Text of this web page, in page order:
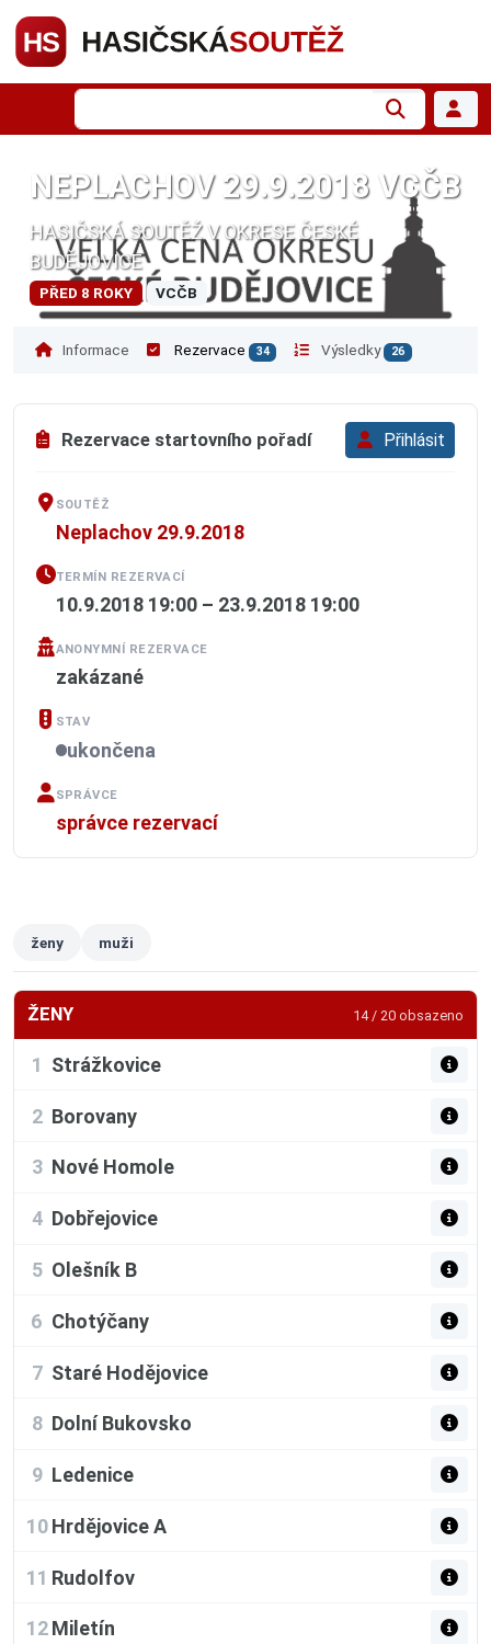
NEPLACHOV 29.9.2018 VCČB
HASIČSKÁ SOUTĚŽ V OKRESE ČESKÉ
BUDĚJOVICE
PŘED 8 ROKY VCČB
Informace Rezervace 34 Výsledky 26
Rezervace startovního pořadí Přihlásit
SOUTĚŽ
Neplachov 29.9.2018
TERMÍN REZERVACÍ
10.9.2018 19:00 – 23.9.2018 19:00
ANONYMNÍ REZERVACE
zakázané
STAV
ukončena
SPRÁVCE
správce rezervací
ženy muži
ŽENY 14 / 20 obsazeno
1 Strážkovice
2 Borovany
3 Nové Homole
4 Dobřejovice
5 Olešník B
6 Chotýčany
7 Staré Hodějovice
8 Dolní Bukovsko
9 Ledenice
10 Hrdějovice A
11 Rudolfov
12 Miletín